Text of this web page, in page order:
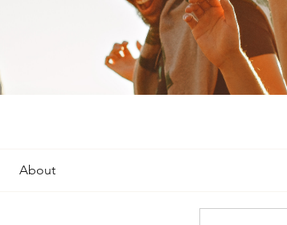
About